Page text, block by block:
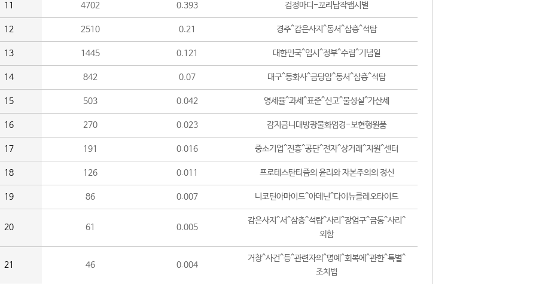
11 4702 0.393 검정마디-꼬리납작맵시벌
12 2510 0.21 경주^감은사지^동서^삼층^석탑
13 1445 0.121 대한민국^임시^정부^수립^기념일
14 842 0.07 대구^동화사^금당암^동서^삼층^석탑
15 503 0.042 영세율^과세^표준^신고^불성실^가산세
16 270 0.023 감지금니대방광불화엄경-보현행원품
17 191 0.016 중소기업^진흥^공단^전자^상거래^지원^센터
18 126 0.011 프로테스탄티즘의 윤리와 자본주의의 정신
19 86 0.007 니코틴아마이드^아데닌^다이뉴클레오타이드
20 61 0.005
감은사지^서^삼층^석탑^사리^장엄구^금동^사리^
외함
21 46 0.004
거창^사건^등^관련자의^명예^회복에^관한^특별^
조치법